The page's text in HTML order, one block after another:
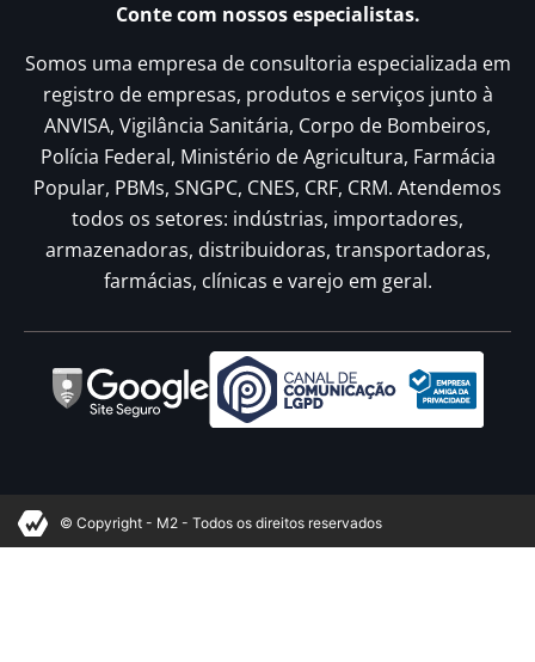
Conte com nossos especialistas.
Somos uma empresa de consultoria especializada em
registro de empresas, produtos e serviços junto à
ANVISA, Vigilância Sanitária, Corpo de Bombeiros,
Polícia Federal, Ministério de Agricultura, Farmácia
Popular, PBMs, SNGPC, CNES, CRF, CRM. Atendemos
todos os setores: indústrias, importadores,
armazenadoras, distribuidoras, transportadoras,
farmácias, clínicas e varejo em geral.
© Copyright - M2 - Todos os direitos reservados